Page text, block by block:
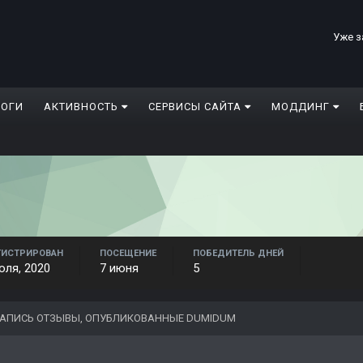
Уже
АКТИВНОСТЬ СЕРВИСЫ САЙТА МОДДИНГ
2020
ПОСЕЩЕНИЕ
7 июня
ПОБЕДИТЕЛЬ ДНЕЙ
5
ОТЗЫВЫ, ОПУБЛИКОВАННЫЕ DUMIDUM